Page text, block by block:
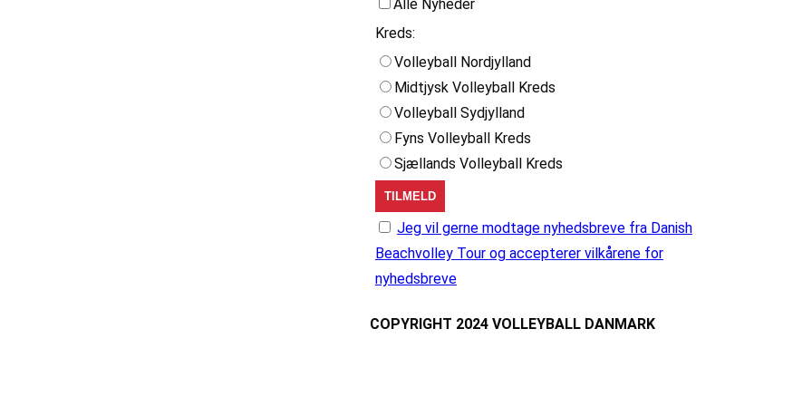
Alle Nyheder
Kreds:
Volleyball Nordjylland
Midtjysk Volleyball Kreds
Volleyball Sydjylland
Fyns Volleyball Kreds
Sjællands Volleyball Kreds
Jeg vil gerne modtage nyhedsbreve fra Danish
Beachvolley Tour og accepterer vilkårene for
nyhedsbreve
COPYRIGHT 2024 VOLLEYBALL DANMARK